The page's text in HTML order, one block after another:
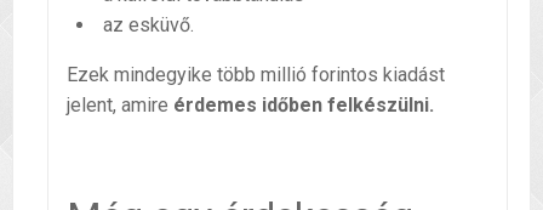
az esküvő.
Ezek mindegyike több millió forintos kiadást
jelent, amire érdemes időben felkészülni.